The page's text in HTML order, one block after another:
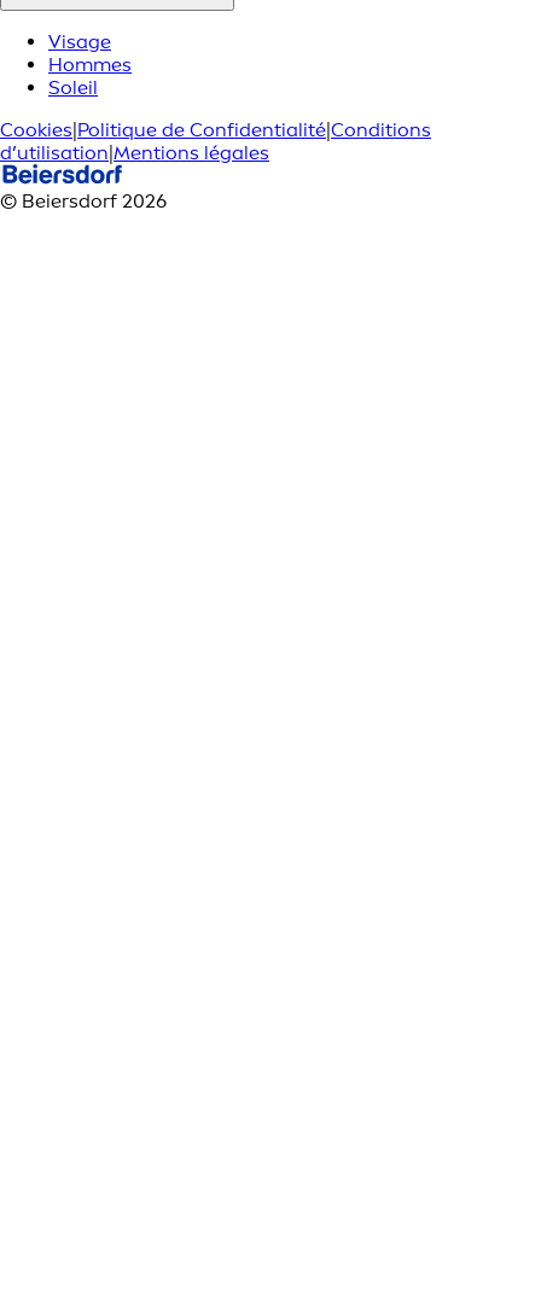
Visage
Hommes
Soleil
Cookies|Politique de Confidentialité|Conditions
d’utilisation|Mentions légales
© Beiersdorf 2026